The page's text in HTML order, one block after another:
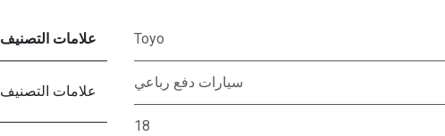
Toyo
سيارات دفع رباعي
18
علامات التصنيف
علامات التصنيف